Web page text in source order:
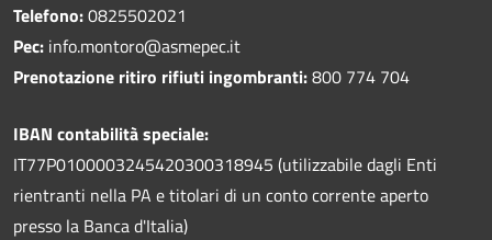
Telefono:0825502021
Pec: info.montoro@asmepec.it
Prenotazione ritiro rifiuti ingombranti:800 774 704
IBAN contabilità speciale:
IT77P0100003245420300318945 (utilizzabile dagli Enti
rientranti nella PA e titolari di un conto corrente aperto
presso la Banca d'Italia)